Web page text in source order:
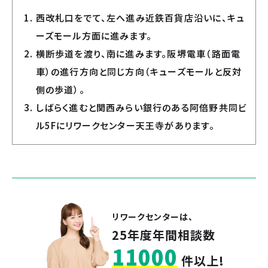
西改札口をでて、左へ進み近鉄百貨店沿いに、キュ
ーズモール方面に進みます。
横断歩道を渡り、南に進みます。阪堺電車（路面電
車）の進行方向と同じ方向（キューズモールと反対
側の歩道）。
しばらく進むと関西みらい銀行のある阿倍野共同ビ
ル5Fにリワークセンター天王寺があります。
リワークセンターは、
25年度年間相談数
11000 件以上!